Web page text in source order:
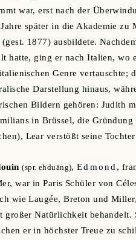
war, erst nach der
später in die Akademie zu
1877) ausbildete.
hatte, ging er nach Italien,
Genre vertauschte;
Darstellung hinaus,
Bildern gehören: Judith
in Brüssel, die
Lear verstößt seine
(spr. ehduäng),Edmond,
war in Paris Schüler von
wie Laugée, Breton und
großer Natürlichkeit behandelt.
er in höchster Treue zu